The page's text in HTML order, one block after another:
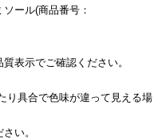
ール(商品番号：
表示でご確認ください。
り具合で色味が違って見える場
い。